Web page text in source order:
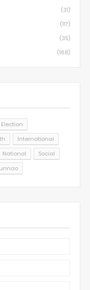
(31)
(117)
(35)
(168)
Election
International
National
Social
unnao